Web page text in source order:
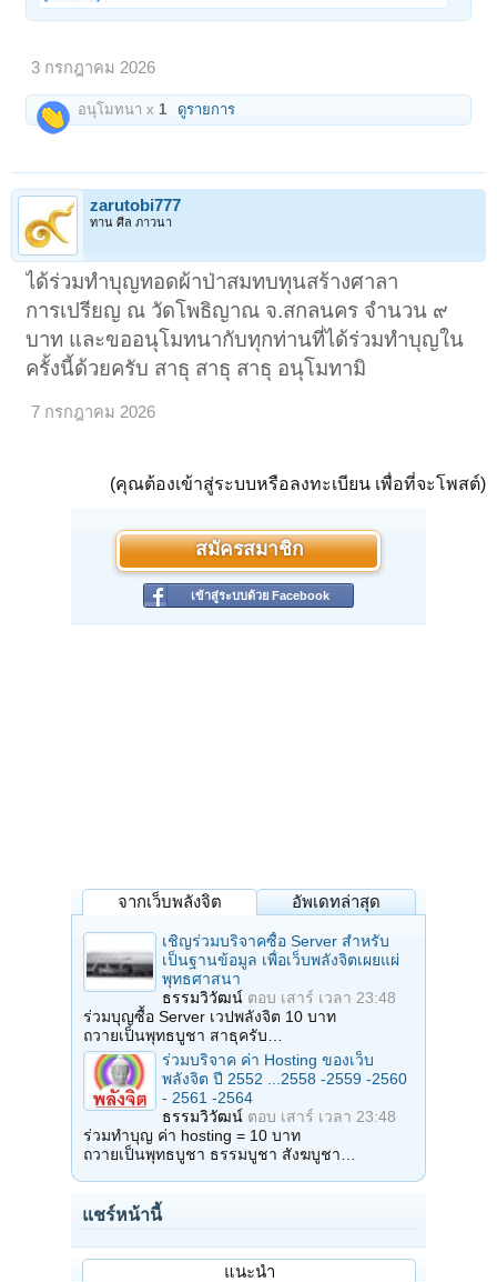
3 กรกฎาคม 2026
อนุโมทนา x1 ดูรายการ
zarutobi777
ทาน ศีล ภาวนา
ได้ร่วมทำบุญทอดผ้าป่าสมทบทุนสร้างศาลา
การเปรียญ ณ วัดโพธิญาณ จ.สกลนคร จำนวน ๙
บาท และขออนุโมทนากับทุกท่านที่ได้ร่วมทำบุญใน
ครั้งนี้ด้วยครับ สาธุ สาธุ สาธุ อนุโมทามิ
7 กรกฎาคม 2026
(คุณต้องเข้าสู่ระบบหรือลงทะเบียน เพื่อที่จะโพสต์)
สมัครสมาชิก
เข้าสู่ระบบด้วย Facebook
จากเว็บพลังจิต อัพเดทล่าสุด
เชิญร่วมบริจาคซื้อ Server สำหรับ
เป็นฐานข้อมูล เพื่อเว็บพลังจิตเผยแผ่
พุทธศาสนา
ธรรมวิวัฒน์ ตอบ เสาร์ เวลา 23:48
ร่วมบุญซื้อ Server เวปพลังจิต 10 บาท
ถวายเป็นพุทธบูชา สาธุครับ…
ร่วมบริจาค ค่า Hosting ของเว็บ
พลังจิต ปี 2552 ...2558 -2559 -2560
- 2561 -2564
ธรรมวิวัฒน์ ตอบ เสาร์ เวลา 23:48
ร่วมทำบุญ ค่า hosting = 10 บาท
ถวายเป็นพุทธบูชา ธรรมบูชา สังฆบูชา…
แชร์หน้านี้
แนะนำ